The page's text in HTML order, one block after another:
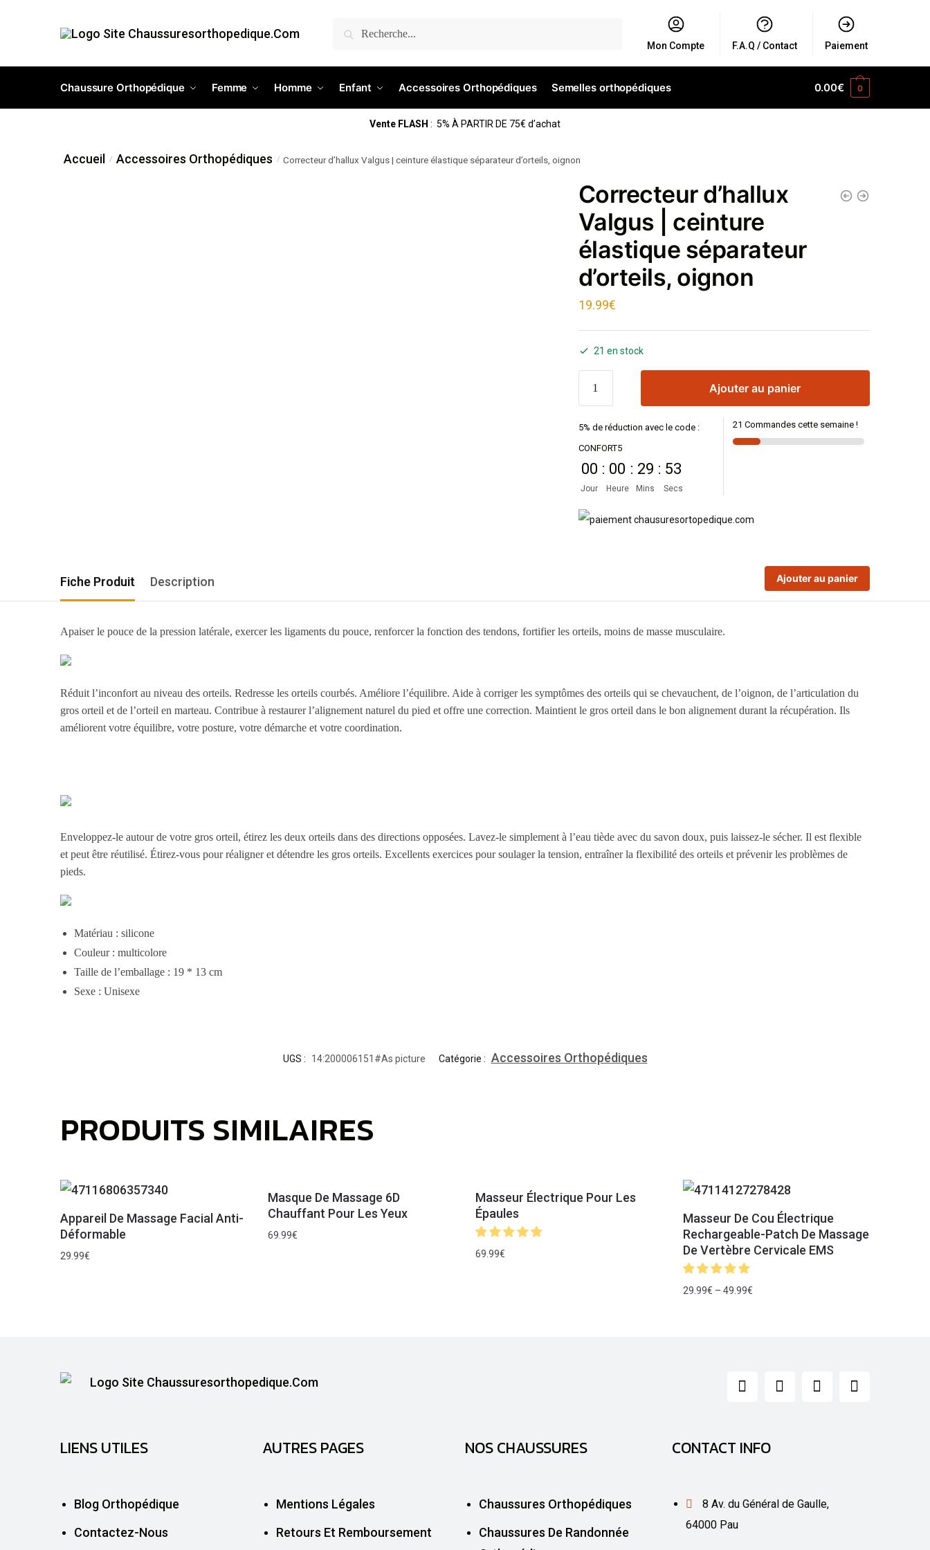
Recherche Mon Compte F.A.Q / Contact Paiement
Chaussure Orthopédique Femme Homme Enfant Accessoires Orthopédiques Semelles orthopédiques 0.00€ 0
Vente FLASH : 5% À PARTIR DE 75€ d’achat
Accueil / Accessoires Orthopédiques / Correcteur d’hallux Valgus | ceinture élastique séparateur d’orteils, oignon
Correcteur d’hallux
Valgus | ceinture
élastique séparateur
d’orteils, oignon
19.99€
21 en stock
Ajouter au panier
5% de réduction avec le code :
CONFORT5
00
Jour
: 00
Heure
: 29
Mins
: 52
Secs
21 Commandes cette semaine !
Fiche Produit Description Ajouter au panier
Apaiser le pouce de la pression latérale, exercer les ligaments du pouce, renforcer la fonction des tendons, fortifier les orteils, moins de masse musculaire.
Réduit l’inconfort au niveau des orteils. Redresse les orteils courbés. Améliore l’équilibre. Aide à corriger les symptômes des orteils qui se chevauchent, de l’oignon, de l’articulation du
gros orteil et de l’orteil en marteau. Contribue à restaurer l’alignement naturel du pied et offre une correction. Maintient le gros orteil dans le bon alignement durant la récupération. Ils
améliorent votre équilibre, votre posture, votre démarche et votre coordination.
Enveloppez-le autour de votre gros orteil, étirez les deux orteils dans des directions opposées. Lavez-le simplement à l’eau tiède avec du savon doux, puis laissez-le sécher. Il est flexible
et peut être réutilisé. Étirez-vous pour réaligner et détendre les gros orteils. Excellents exercices pour soulager la tension, entraîner la flexibilité des orteils et prévenir les problèmes de
pieds.
Matériau : silicone
Couleur : multicolore
Taille de l’emballage : 19 * 13 cm
Sexe : Unisexe
UGS : 14:200006151#As picture Catégorie : Accessoires Orthopédiques
PRODUITS SIMILAIRES
Appareil De Massage Facial Anti-
Déformable
29.99€
Masque De Massage 6D
Chauffant Pour Les Yeux
69.99€
Masseur Électrique Pour Les
Épaules
69.99€
Masseur De Cou Électrique
Rechargeable-Patch De Massage
De Vertèbre Cervicale EMS
29.99€ – 49.99€
LIENS UTILES
Blog Orthopédique
Contactez-Nous
AUTRES PAGES
Mentions Légales
Retours Et Remboursement
NOS CHAUSSURES
Chaussures Orthopédiques
Chaussures De Randonnée
CONTACT INFO
8 Av. du Général de Gaulle,
64000 Pau